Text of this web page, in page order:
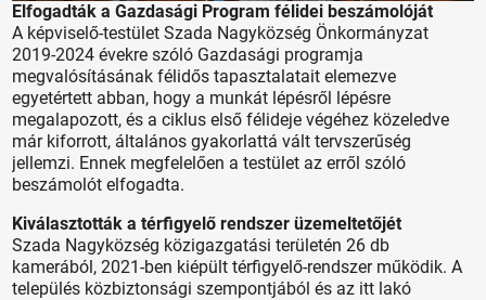
Elfogadták a Gazdasági Program félidei beszámolóját
A képviselő-testület Szada Nagyközség Önkormányzat
2019-2024 évekre szóló Gazdasági programja
megvalósításának félidős tapasztalatait elemezve
egyetértett abban, hogy a munkát lépésről lépésre
megalapozott, és a ciklus első félideje végéhez közeledve
már kiforrott, általános gyakorlattá vált tervszerűség
jellemzi. Ennek megfelelően a testület az erről szóló
beszámolót elfogadta.
Kiválasztották a térfigyelő rendszer üzemeltetőjét
Szada Nagyközség közigazgatási területén 26 db
kamerából, 2021-ben kiépült térfigyelő-rendszer működik. A
település közbiztonsági szempontjából és az itt lakó